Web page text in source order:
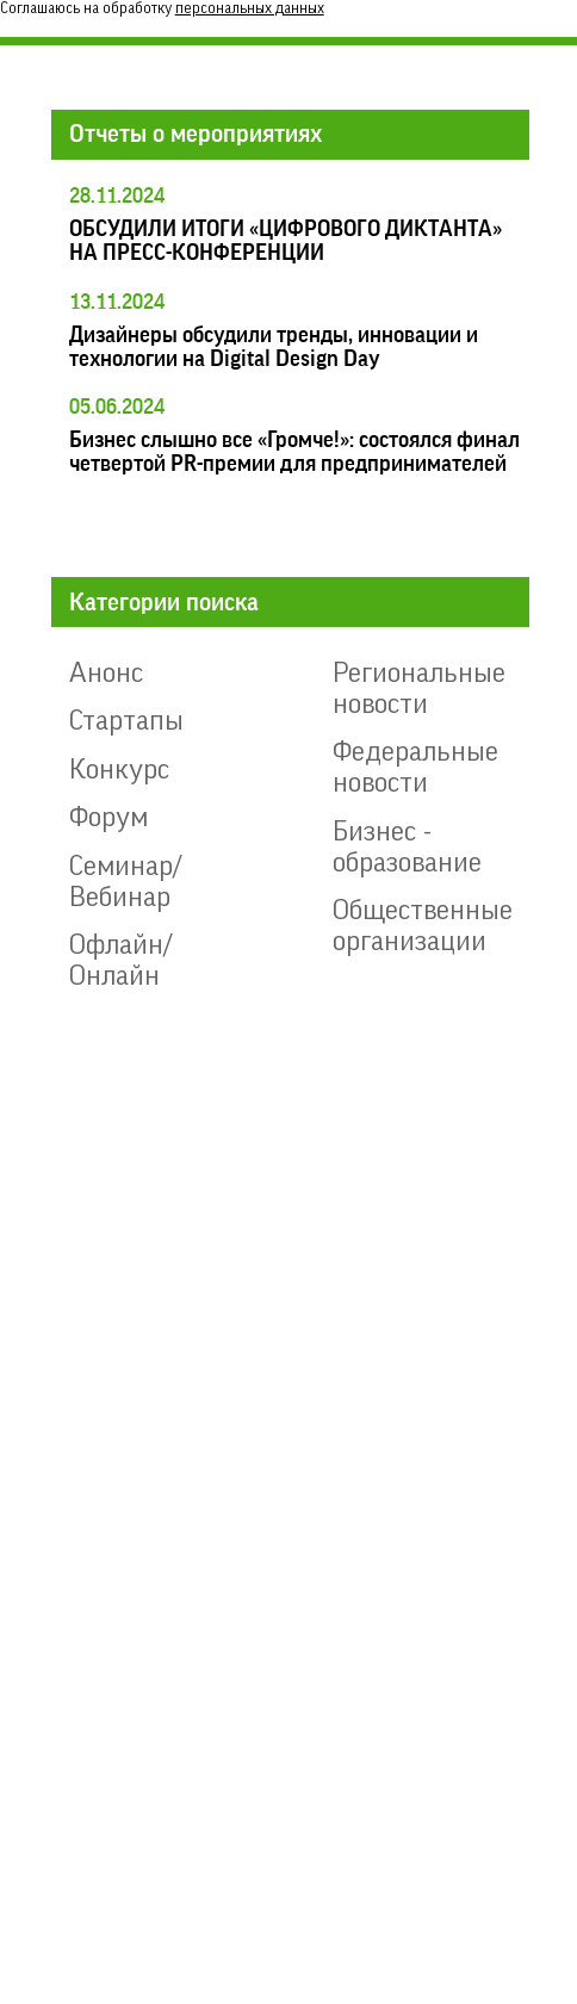
Соглашаюсь на обработку персональных данных
Отчеты о мероприятиях
28.11.2024
ОБСУДИЛИ ИТОГИ «ЦИФРОВОГО ДИКТАНТА»
НА ПРЕСС-КОНФЕРЕНЦИИ
13.11.2024
Дизайнеры обсудили тренды, инновации и
технологии на Digital Design Day
05.06.2024
Бизнес слышно все «Громче!»: состоялся финал
четвертой PR-премии для предпринимателей
Категории поиска
Анонс
Стартапы
Конкурс
Форум
Семинар/
Вебинар
Офлайн/
Онлайн
Региональные
новости
Федеральные
новости
Бизнес -
образование
Общественные
организации